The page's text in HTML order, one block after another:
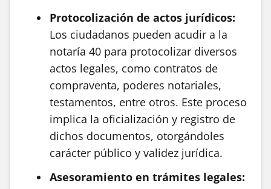
Protocolización de actos jurídicos:
Los ciudadanos pueden acudir a la
notaría 40 para protocolizar diversos
actos legales, como contratos de
compraventa, poderes notariales,
testamentos, entre otros. Este proceso
implica la oficialización y registro de
dichos documentos, otorgándoles
carácter público y validez jurídica.
Asesoramiento en trámites legales: